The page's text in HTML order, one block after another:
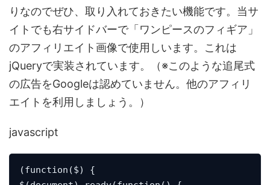
りなのでぜひ、取り入れておきたい機能です。当サ
イトでも右サイドバーで「ワンピースのフィギア」
のアフィリエイト画像で使用しいます。これは
jQueryで実装されています。（※このような追尾式
の広告をGoogleは認めていません。他のアフィリ
エイトを利用しましょう。）
javascript
(function($) {